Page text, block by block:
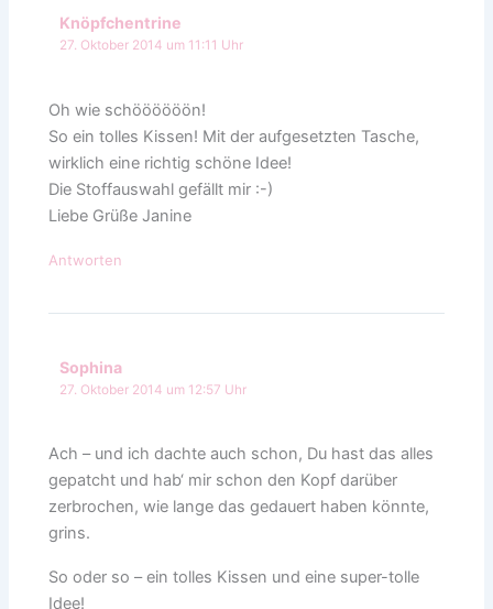
Knöpfchentrine
27. Oktober 2014 um 11:11 Uhr
Oh wie schöööööön!
So ein tolles Kissen! Mit der aufgesetzten Tasche,
wirklich eine richtig schöne Idee!
Die Stoffauswahl gefällt mir :-)
Liebe Grüße Janine
Antworten
Sophina
27. Oktober 2014 um 12:57 Uhr
Ach – und ich dachte auch schon, Du hast das alles
gepatcht und hab‘ mir schon den Kopf darüber
zerbrochen, wie lange das gedauert haben könnte,
grins.
So oder so – ein tolles Kissen und eine super-tolle
Idee!